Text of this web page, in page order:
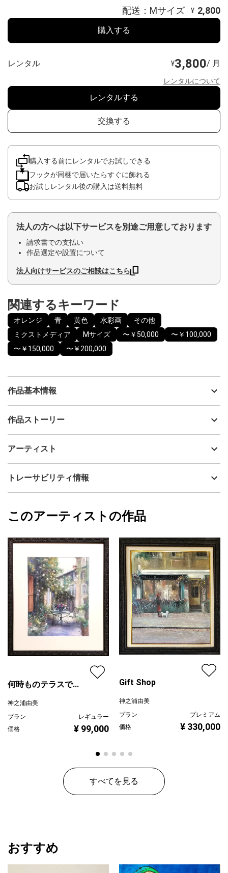
配送：Mサイズ ¥ 2,800
購入する
レンタル ¥3,800/ 月
レンタルについて
レンタルする
交換する
購入する前にレンタルでお試しできる
フックが同梱で届いたらすぐに飾れる
お試しレンタル後の購入は送料無料
法人の方へは以下サービスを別途ご用意しております
請求書での支払い
作品選定や設置について
法人向けサービスのご相談はこちら
関連するキーワード
オレンジ 青 黄色 水彩画
その他
ミクストメディア
Mサイズ 〜￥50,000
〜￥100,000
〜￥150,000
〜￥200,000
作品基本情報
出品者
制作年
技法
ミクストメディア
カラー
オレンジ
黄色
配送目安
二週間以内
作品ストーリー
JESUSPASTEL(ジーザスパステル)の混合技法で描いた作品原画で
登場するメルヘンな世界観。バータイムを楽しむクマ達の様子が
大人可愛い絵画です。
お部屋のインテリアにもプレゼントにもおすすめです！
水彩紙は英国王室水彩画協会認定のコットン100％中性紙を使用し
アーティスト
神之浦由美
フォローする
トレーサビリティ情報
神之浦由美
このアーティストの作品
何時ものテラスで...
神之浦由美
プラン
レギュラー
価格
¥ 99,000
Gift Shop
神之浦由美
プラン
プレミアム
価格
¥ 330,000
すべてを見る
おすすめ